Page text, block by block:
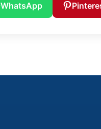
WhatsApp